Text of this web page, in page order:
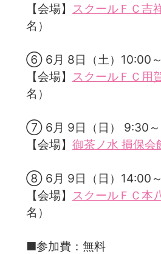
【会場】 スクールＦＣ吉
名）
⑥ 6月 8日（土）10:00
【会場】 スクールＦＣ用
名）
⑦ 6月 9日（日） 9:30～
【会場】 御茶ノ水 損保会
⑧ 6月 9日（日）14:00
【会場】 スクールＦＣ本
名）
■参加費：無料